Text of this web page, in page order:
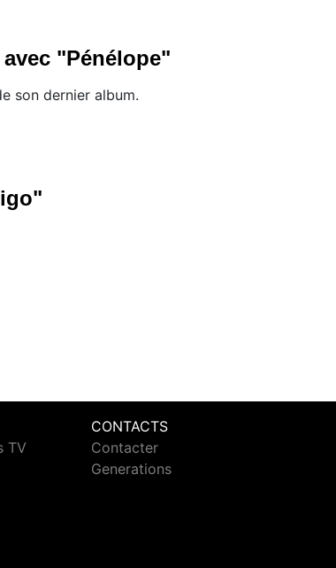
"Pénélope"
son dernier album.
TV
CONTACTS
Contacter
Generations